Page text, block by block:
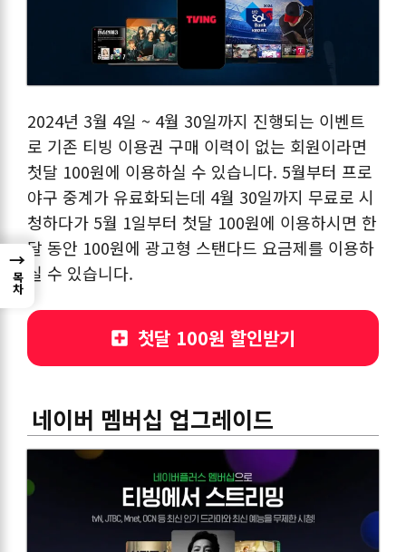
2024년 3월 4일 ~ 4월 30일까지 진행되는 이벤트
로 기존 티빙 이용권 구매 이력이 없는 회원이라면
첫달 100원에 이용하실 수 있습니다. 5월부터 프로
야구 중계가 유료화되는데 4월 30일까지 무료로 시
청하다가 5월 1일부터 첫달 100원에 이용하시면 한
달 동안 100원에 광고형 스탠다드 요금제를 이용하
실 수 있습니다.
첫달 100원 할인받기
네이버 멤버십 업그레이드
→
목차